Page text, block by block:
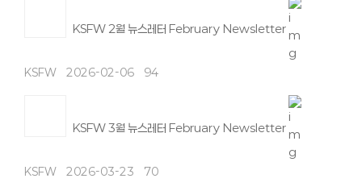
KSFW 2월 뉴스레터 February Newsletter
KSFW 2026-02-06 94
KSFW 3월 뉴스레터 February Newsletter
KSFW 2026-03-23 70